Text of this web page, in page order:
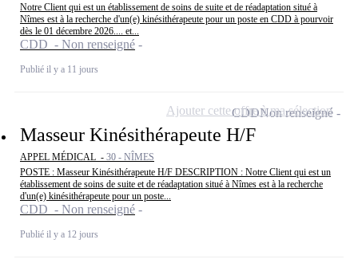
Notre Client qui est un établissement de soins de suite et de réadaptation situé à
Nîmes est à la recherche d'un(e) kinésithérapeute pour un poste en CDD à pourvoir
dès le 01 décembre 2026.... et...
CDD - Non renseigné
Publié il y a 11 jours
Masseur Kinésithérapeute H/F
APPEL MÉDICAL - 30 - NÎMES
POSTE : Masseur Kinésithérapeute H/F DESCRIPTION : Notre Client qui est un
établissement de soins de suite et de réadaptation situé à Nîmes est à la recherche
d'un(e) kinésithérapeute pour un poste...
CDD - Non renseigné
Publié il y a 12 jours
CDDNon renseigné
Ajouter cette offre à ma sélection